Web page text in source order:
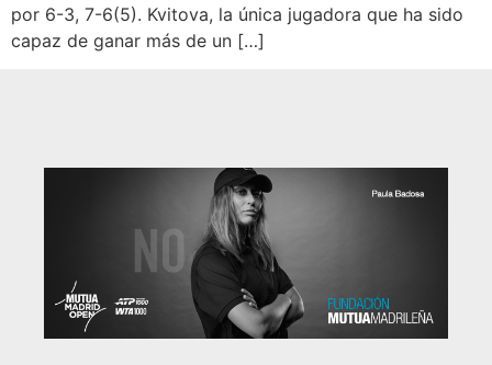
por 6-3, 7-6(5). Kvitova, la única jugadora que ha sido
capaz de ganar más de un […]